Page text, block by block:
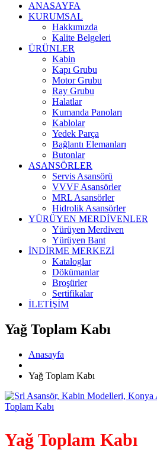
ANASAYFA
KURUMSAL
Hakkımızda
Kalite Belgeleri
ÜRÜNLER
Kabin
Kapı Grubu
Motor Grubu
Ray Grubu
Halatlar
Kumanda Panoları
Kablolar
Yedek Parça
Bağlantı Elemanları
Butonlar
ASANSÖRLER
Servis Asansörü
VVVF Asansörler
MRL Asansörler
Hidrolik Asansörler
YÜRÜYEN MERDİVENLER
Yürüyen Merdiven
Yürüyen Bant
İNDİRME MERKEZİ
Kataloglar
Dökümanlar
Broşürler
Sertifikalar
İLETİŞİM
Yağ Toplam Kabı
Anasayfa
Yağ Toplam Kabı
Yağ Toplam Kabı